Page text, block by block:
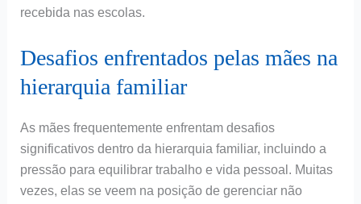
recebida nas escolas.
Desafios enfrentados pelas mães na
hierarquia familiar
As mães frequentemente enfrentam desafios
significativos dentro da hierarquia familiar, incluindo a
pressão para equilibrar trabalho e vida pessoal. Muitas
vezes, elas se veem na posição de gerenciar não